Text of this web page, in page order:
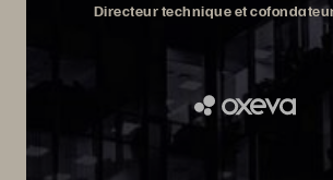
Directeur technique et